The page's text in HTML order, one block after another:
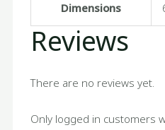
Dimensions
Reviews
There are no reviews yet.
Only logged in customers